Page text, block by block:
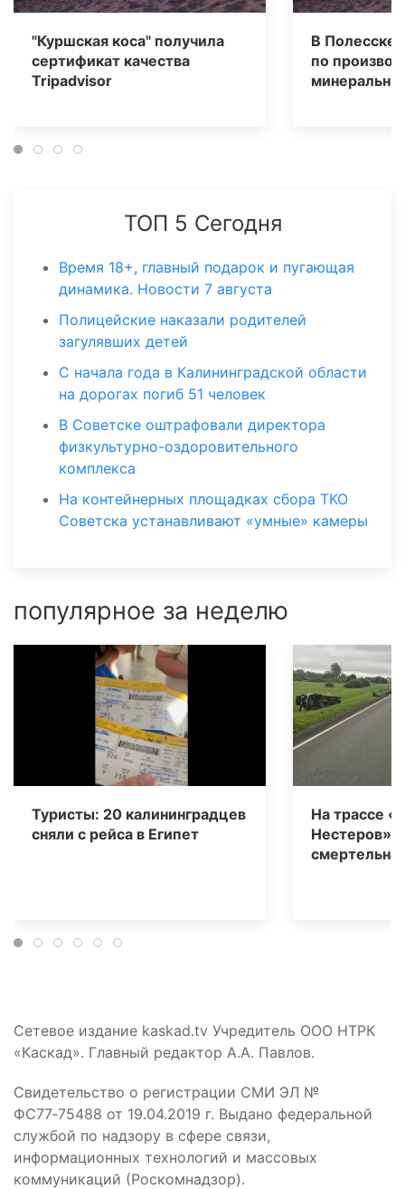
"Куршская коса" получила
сертификат качества
Tripаdvisor
В Полесске
по
ТОП 5 Сегодня
Время 18+, главный подарок и пугающая
динамика. Новости 7 августа
Полицейские наказали родителей
загулявших детей
С начала года в Калининградской области
на дорогах погиб 51 человек
В Советске оштрафовали директора
физкультурно-оздоровительного
комплекса
На контейнерных площадках сбора ТКО
Советска устанавливают «умные» камеры
популярное за неделю
Туристы: 20 калининградцев
сняли с рейса в Египет
На трассе
Нестеров»
Сетевое издание kaskad.tv Учредитель ООО НТРК
«Каскад». Главный редактор А.А. Павлов.
Свидетельство о регистрации СМИ ЭЛ №
ФС77‑75488 от 19.04.2019 г. Выдано федеральной
службой по надзору в сфере связи,
информационных технологий и массовых
коммуникаций (Роскомнадзор).